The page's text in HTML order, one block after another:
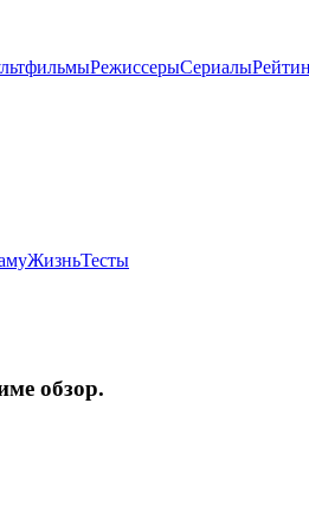
РежиссерыСериалы
ЖизньТесты
обзор.